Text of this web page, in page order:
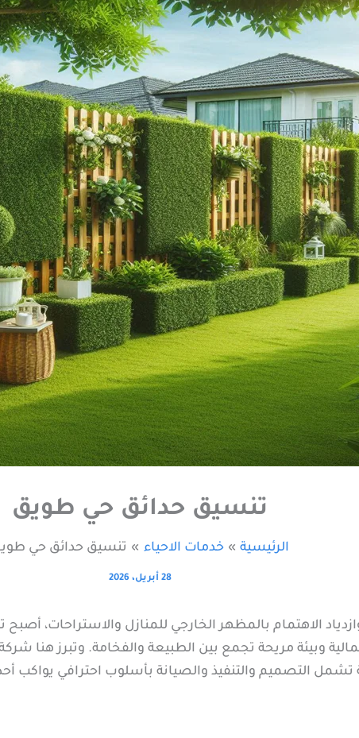
تنسيق حدائق حي طويق
الرئيسية خدمات الاحياء تنسيق حدائق حي
28 أبريل، 2026
الاهتمام بالمظهر الخارجي للمنازل والاستراحات،
وبيئة مريحة تجمع بين الطبيعة والفخامة. وتبرز هنا
تشمل التصميم والتنفيذ والصيانة بأسلوب احترافي يواكب